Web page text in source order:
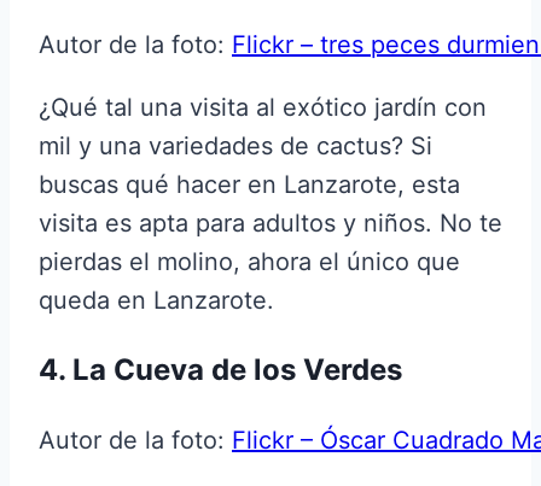
Autor de la foto: Flickr – tres peces
¿Qué tal una visita al exótico jardín con
mil y una variedades de cactus? Si
buscas qué hacer en Lanzarote, esta
visita es apta para adultos y niños. No te
pierdas el molino, ahora el único que
queda en Lanzarote.
4. La Cueva de los Verdes
Autor de la foto: Flickr – Óscar Cuadrado